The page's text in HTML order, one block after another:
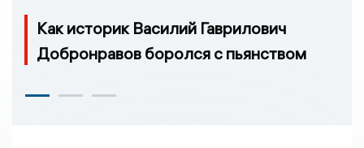
Как историк Василий Гаврилович
Добронравов боролся с пьянством